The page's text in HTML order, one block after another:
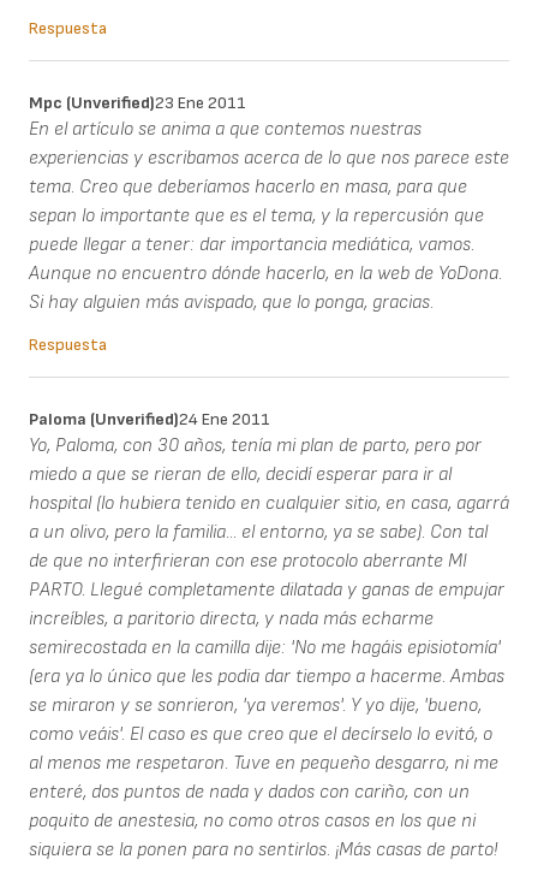
Respuesta
Mpc (unverified)23 Ene 2011
En el artículo se anima a que contemos nuestras
experiencias y escribamos acerca de lo que nos parece este
tema. Creo que deberíamos hacerlo en masa, para que
sepan lo importante que es el tema, y la repercusión que
puede llegar a tener: dar importancia mediática, vamos.
Aunque no encuentro dónde hacerlo, en la web de YoDona.
Si hay alguien más avispado, que lo ponga, gracias.
Respuesta
Paloma (unverified)24 Ene 2011
Yo, Paloma, con 30 años, tenía mi plan de parto, pero por
miedo a que se rieran de ello, decidí esperar para ir al
hospital (lo hubiera tenido en cualquier sitio, en casa, agarrá
a un olivo, pero la familia... el entorno, ya se sabe). Con tal
de que no interfirieran con ese protocolo aberrante MI
PARTO. Llegué completamente dilatada y ganas de empujar
increíbles, a paritorio directa, y nada más echarme
semirecostada en la camilla dije: 'No me hagáis episiotomía'
(era ya lo único que les podia dar tiempo a hacerme. Ambas
se miraron y se sonrieron, 'ya veremos'. Y yo dije, 'bueno,
como veáis'. El caso es que creo que el decírselo lo evitó, o
al menos me respetaron. Tuve en pequeño desgarro, ni me
enteré, dos puntos de nada y dados con cariño, con un
poquito de anestesia, no como otros casos en los que ni
siquiera se la ponen para no sentirlos. ¡Más casas de parto!